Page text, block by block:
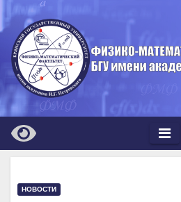
Перейти
к
содержимому
НОВОСТИ